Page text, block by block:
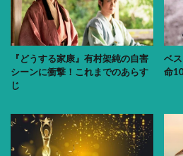
『どうする家康』有村架純の自害
シーンに衝撃！これまでのあらす
じ
ベ
命